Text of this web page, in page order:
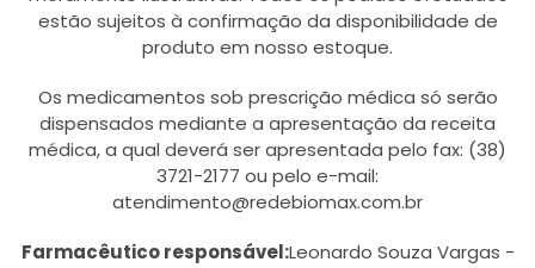
estão sujeitos à confirmação da disponibilidade de
produto em nosso estoque.
Os medicamentos sob prescrição médica só serão
dispensados mediante a apresentação da receita
médica, a qual deverá ser apresentada pelo fax: (38)
3721-2177 ou pelo e-mail:
atendimento@redebiomax.com.br
Farmacêutico responsável:Leonardo Souza Vargas -